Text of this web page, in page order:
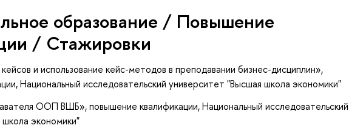
образование / Повышение
/ Стажировки
и использование кейс-методов в преподавании бизнес-дисциплин»,
, Национальный исследовательский университет "Высшая школа экономики"
ООП ВШБ», повышение квалификации, Национальный исследовательский
экономики"